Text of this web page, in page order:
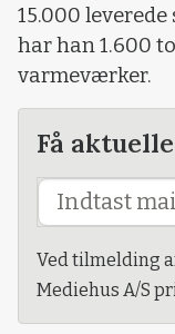
15.000
har han 1.600
varmeværker.
Få
Ved tilmelding
Mediehus A/S